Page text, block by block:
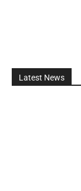
Latest News